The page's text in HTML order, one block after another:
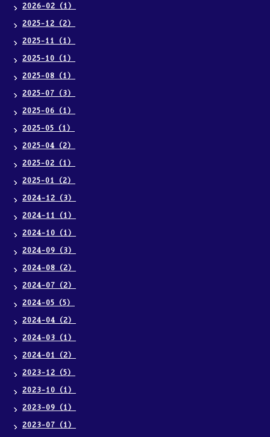
2026-02（1）
2025-12（2）
2025-11（1）
2025-10（1）
2025-08（1）
2025-07（3）
2025-06（1）
2025-05（1）
2025-04（2）
2025-02（1）
2025-01（2）
2024-12（3）
2024-11（1）
2024-10（1）
2024-09（3）
2024-08（2）
2024-07（2）
2024-05（5）
2024-04（2）
2024-03（1）
2024-01（2）
2023-12（5）
2023-10（1）
2023-09（1）
2023-07（1）